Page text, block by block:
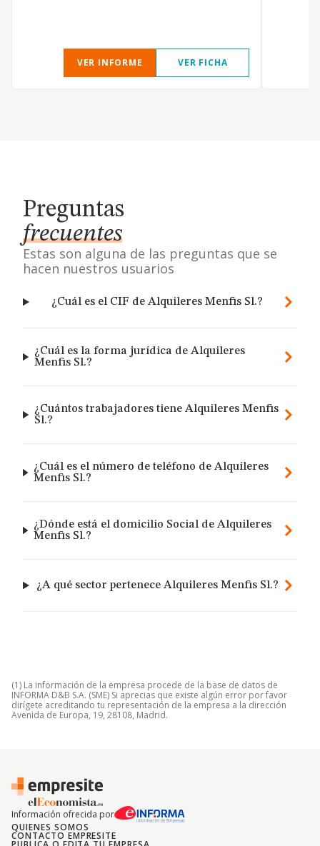
VER INFORME VER FICHA
Preguntas
frecuentes
Estas son alguna de las preguntas que se
hacen nuestros usuarios
¿Cuál es el CIF de Alquileres Menfis Sl.?
¿Cuál es la forma jurídica de Alquileres
Menfis Sl.?
¿Cuántos trabajadores tiene Alquileres Menfis
Sl.?
¿Cuál es el número de teléfono de Alquileres
Menfis Sl.?
¿Dónde está el domicilio Social de Alquileres
Menfis Sl.?
¿A qué sector pertenece Alquileres Menfis Sl.?
(1) La información de la empresa procede de la base de datos de
INFORMA D&B S.A. (SME) Si aprecias que existe algún error por favor
dirígete acreditando tu representación de la empresa a la dirección
Avenida de Europa, 19, 28108, Madrid.
Información ofrecida por
QUIENES SOMOS
CONTACTO EMPRESITE